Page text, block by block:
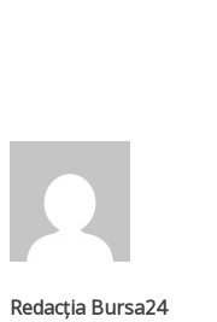
Redacția Bursa24